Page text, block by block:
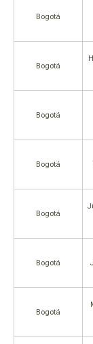
Bogotá
Bogotá
Bogotá
Bogotá
Bogotá
Bogotá
Bogotá